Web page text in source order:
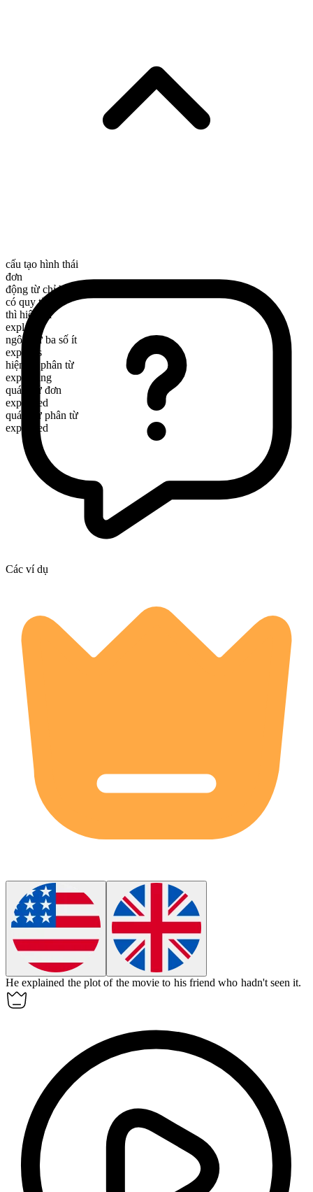
cấu tạo hình thái
đơn
động từ chỉ hành động
có quy tắc
thì hiện tại
explain
ngôi thứ ba số ít
explains
hiện tại phân từ
explaining
quá khứ đơn
explained
quá khứ phân từ
explained
Các ví dụ
Heexplained the plot of the movie to his friend who hadn't seen it.